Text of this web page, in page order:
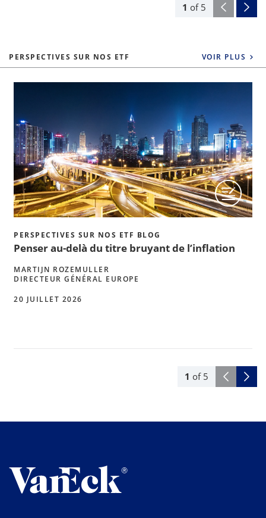
1 of 5
PERSPECTIVES SUR NOS ETF VOIR PLUS
1 of 5
PERSPECTIVES SUR NOS ETF BLOG
Penser au-delà du titre bruyant de l’inflation
MARTIJN ROZEMULLER
DIRECTEUR GÉNÉRAL EUROPE
20 JUILLET 2026